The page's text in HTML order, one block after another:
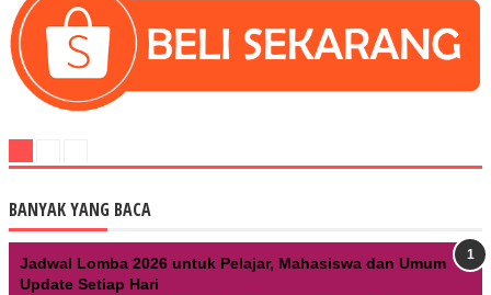
BANYAK YANG BACA
Jadwal Lomba 2026 untuk Pelajar, Mahasiswa dan Umum
Update Setiap Hari